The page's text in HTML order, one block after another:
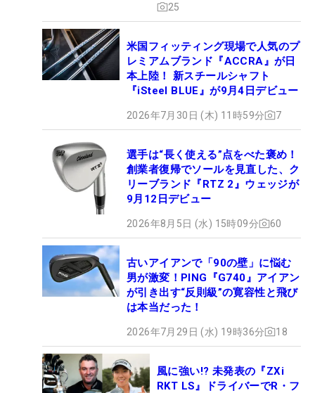
25
米国フィッティング現場で人気のプ
レミアムブランド『ACCRA』が日
本上陸！ 新スチールシャフト
『iSteel BLUE』が9月4日デビュー
2026年7月30日 (木) 11時59分 7
選手は“長く使える”点をべた褒め！
創業者復帰でソールを見直した、ク
リーブランド『RTZ 2』ウェッジが
9月12日デビュー
2026年8月5日 (水) 15時09分 60
古いアイアンで「90の壁」に悩む
男が激変！PING『G740』アイアン
が引き出す“反則級”の寛容性と飛び
は本当だった！
2026年7月29日 (水) 19時36分 18
風に強い!? 未発表の『ZXi
RKT LS』ドライバーでR・フ